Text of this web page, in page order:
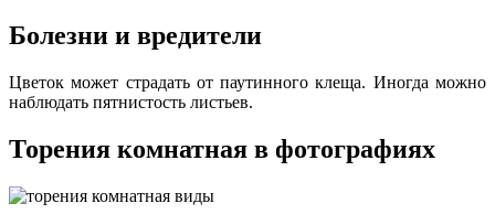
Болезни и вредители
Цветок может страдать от паутинного клеща. Иногда можно
наблюдать пятнистость листьев.
Торения комнатная в фотографиях